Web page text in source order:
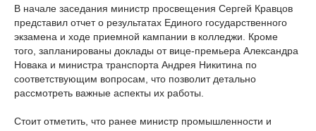
В начале заседания министр просвещения Сергей Кравцов
представил отчет о результатах Единого государственного
экзамена и ходе приемной кампании в колледжи. Кроме
того, запланированы доклады от вице-премьера Александра
Новака и министра транспорта Андрея Никитина по
соответствующим вопросам, что позволит детально
рассмотреть важные аспекты их работы.
Стоит отметить, что ранее министр промышленности и